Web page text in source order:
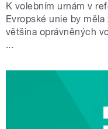
K volebním urnám v
Evropské unie by
většina oprávněných
...